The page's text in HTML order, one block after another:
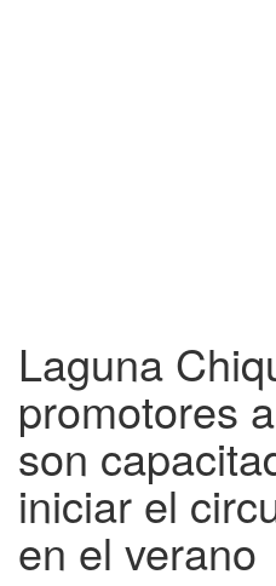
Laguna
promotores
son
iniciar el
en el verano